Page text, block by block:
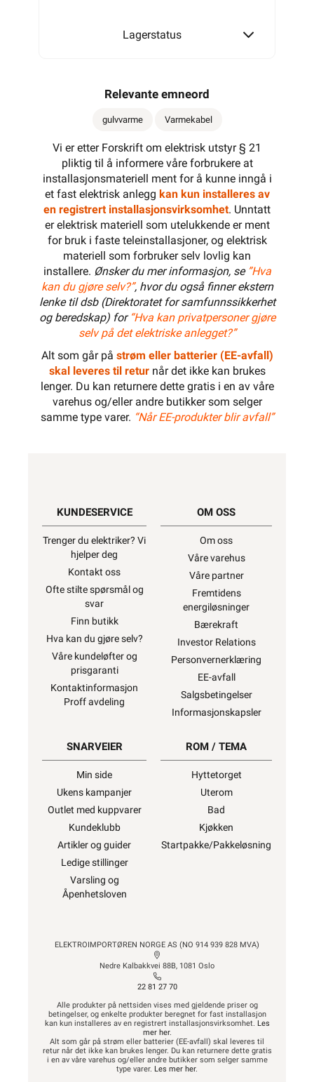
1370W
1700W
2100W
2600W
3300W
Lagerstatus
Relevante emneord
gulvvarme Varmekabel
Vi er etter Forskrift om elektrisk utstyr § 21
pliktig til å informere våre forbrukere at
installasjonsmateriell ment for å kunne inngå i
et fast elektrisk anlegg kan kun installeres av
en registrert installasjonsvirksomhet. Unntatt
er elektrisk materiell som utelukkende er ment
for bruk i faste teleinstallasjoner, og elektrisk
materiell som forbruker selv lovlig kan
installere. Ønsker du mer informasjon, se ”Hva
kan du gjøre selv?”, hvor du også finner ekstern
lenke til dsb (Direktoratet for samfunnssikkerhet
og beredskap) for “Hva kan privatpersoner gjøre
selv på det elektriske anlegget?”
Alt som går på strøm eller batterier (EE-avfall)
skal leveres til returnår det ikke kan brukes
lenger. Du kan returnere dette gratis i en av våre
varehus og/eller andre butikker som selger
samme type varer. “Når EE-produkter blir avfall”
KUNDESERVICE
Trenger du elektriker? Vi
hjelper deg
Kontakt oss
Ofte stilte spørsmål og
svar
Finn butikk
Hva kan du gjøre selv?
Våre kundeløfter og
prisgaranti
Kontaktinformasjon
Proff avdeling
OM OSS
Om oss
Våre varehus
Våre partner
Fremtidens
energiløsninger
Bærekraft
Investor Relations
Personvernerklæring
EE-avfall
Salgsbetingelser
Informasjonskapsler
SNARVEIER
Min side
Ukens kampanjer
Outlet med kuppvarer
Kundeklubb
Artikler og guider
Ledige stillinger
Varsling og
Åpenhetsloven
ROM / TEMA
Hyttetorget
Uterom
Bad
Kjøkken
Startpakke/Pakkeløsning
ELEKTROIMPORTØREN NORGE AS (NO 914 939 828 MVA)
Nedre Kalbakkvei 88B, 1081 Oslo
22 81 27 70
Alle produkter på nettsiden vises med gjeldende priser og
betingelser, og enkelte produkter beregnet for fast installasjon
kan kun installeres av en registrert installasjonsvirksomhet. Les
mer her.
Alt som går på strøm eller batterier (EE-avfall) skal leveres til
retur når det ikke kan brukes lenger. Du kan returnere dette gratis
i en av våre varehus og/eller andre butikker som selger samme
type varer. Les mer her.